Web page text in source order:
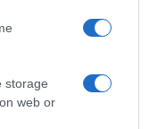
storage
web or
tartották a